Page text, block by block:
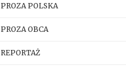
PROZA POLSKA
PROZA OBCA
REPORTAŻ